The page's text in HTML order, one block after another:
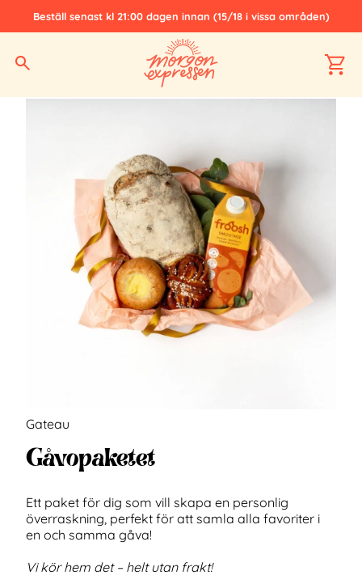
Beställ senast kl 21:00 dagen innan (15/18 i vissa områden)
Alla produkter Frukostpaket Gåvopaketet
Gateau
Gåvopaketet
Ett paket för dig som vill skapa en personlig
överraskning, perfekt för att samla alla favoriter i
en och samma gåva!
Vi kör hem det – helt utan frakt!